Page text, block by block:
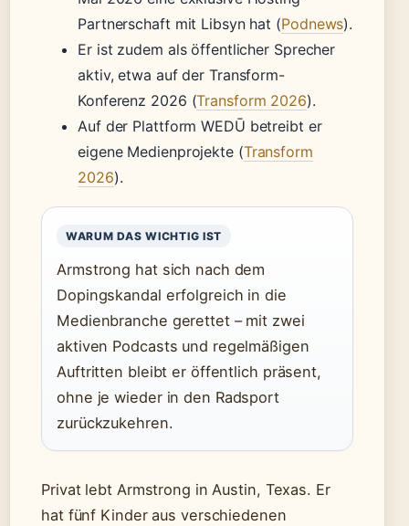
Partnerschaft mit Libsyn hat (Podnews).
Er ist zudem als öffentlicher Sprecher
aktiv, etwa auf der Transform-
Konferenz 2026 (Transform 2026).
Auf der Plattform WEDŪ betreibt er
eigene Medienprojekte (Transform
2026).
WARUM DAS WICHTIG IST
Armstrong hat sich nach dem
Dopingskandal erfolgreich in die
Medienbranche gerettet – mit zwei
aktiven Podcasts und regelmäßigen
Auftritten bleibt er öffentlich präsent,
ohne je wieder in den Radsport
zurückzukehren.
Privat lebt Armstrong in Austin, Texas. Er
hat fünf Kinder aus verschiedenen